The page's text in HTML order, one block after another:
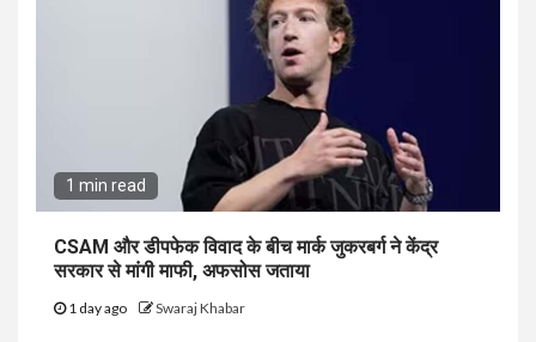
1 min read
CSAM और डीपफेक विवाद के बीच मार्क जुकरबर्ग ने केंद्र
सरकार से मांगी माफी, अफसोस जताया
1 day ago Swaraj Khabar